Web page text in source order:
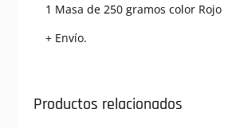
1 Masa de 250 gramos color Rojo
+ Envío.
Productos relacionados